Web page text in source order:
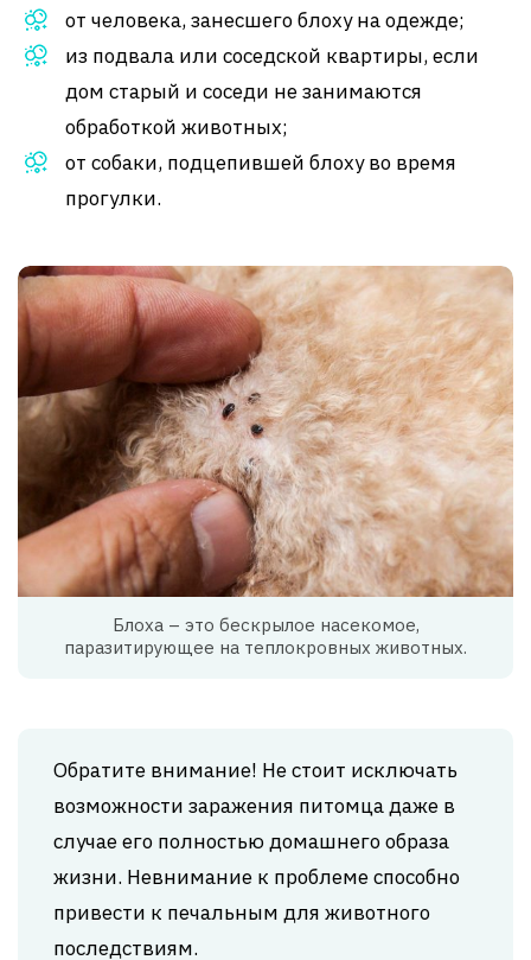
от человека, занесшего блоху на одежде;
из подвала или соседской квартиры, если
дом старый и соседи не занимаются
обработкой животных;
от собаки, подцепившей блоху во время
прогулки.
Блоха – это бескрылое насекомое,
паразитирующее на теплокровных животных.
Обратите внимание! Не стоит исключать
возможности заражения питомца даже в
случае его полностью домашнего образа
жизни. Невнимание к проблеме способно
привести к печальным для животного
последствиям.